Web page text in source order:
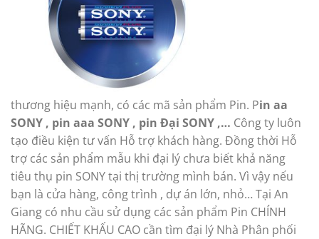
thương hiệu mạnh, có các mã sản phẩm Pin. Pin aa
SONY , pin aaa SONY , pin Đại SONY ,… Công ty luôn
tạo điều kiện tư vấn Hỗ trợ khách hàng. Đồng thời Hỗ
trợ các sản phẩm mẫu khi đại lý chưa biết khả năng
tiêu thụ pin SONY tại thị trường mình bán. Vì vậy nếu
bạn là cửa hàng, công trình , dự án lớn, nhỏ… Tại An
Giang có nhu cầu sử dụng các sản phẩm Pin CHÍNH
HÃNG. CHIẾT KHẤU CAO cần tìm đại lý Nhà Phân phối